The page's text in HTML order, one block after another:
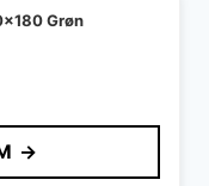
Grøn
→